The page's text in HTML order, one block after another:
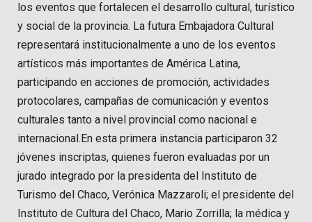
los eventos que fortalecen el desarrollo cultural, turístico
y social de la provincia. La futura Embajadora Cultural
representará institucionalmente a uno de los eventos
artísticos más importantes de América Latina,
participando en acciones de promoción, actividades
protocolares, campañas de comunicación y eventos
culturales tanto a nivel provincial como nacional e
internacional.En esta primera instancia participaron 32
jóvenes inscriptas, quienes fueron evaluadas por un
jurado integrado por la presidenta del Instituto de
Turismo del Chaco, Verónica Mazzaroli; el presidente del
Instituto de Cultura del Chaco, Mario Zorrilla; la médica y